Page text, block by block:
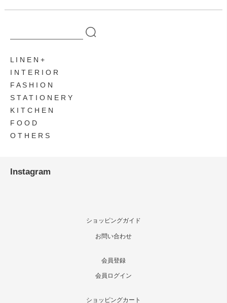
L I N E N
I N T E R I O R
F A S H I O N
S T A T I O N E R Y
K I T C H E N
F O O D
O T H E R S
Instagram
ショッピングガイド
お問い合わせ
会員登録
会員ログイン
ショッピングカート